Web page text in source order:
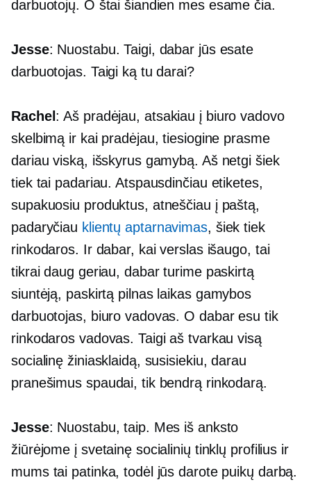
darbuotojų. O štai šiandien mes esame čia.
Jesse: Nuostabu. Taigi, dabar jūs esate
darbuotojas. Taigi ką tu darai?
Rachel : Aš pradėjau, atsakiau į biuro vadovo
skelbimą ir kai pradėjau, tiesiogine prasme
dariau viską, išskyrus gamybą. Aš netgi šiek
tiek tai padariau. Atspausdinčiau etiketes,
supakuosiu produktus, atneščiau į paštą,
padaryčiau klientų aptarnavimas, šiek tiek
rinkodaros. Ir dabar, kai verslas išaugo, tai
tikrai daug geriau, dabar turime paskirtą
siuntėją, paskirtą pilnas laikasgamybos
darbuotojas, biuro vadovas. O dabar esu tik
rinkodaros vadovas. Taigi aš tvarkau visą
socialinę žiniasklaidą, susisiekiu, darau
pranešimus spaudai, tik bendrą rinkodarą.
Jesse: Nuostabu, taip. Mes iš anksto
žiūrėjome į svetainę socialinių tinklų profilius ir
mums tai patinka, todėl jūs darote puikų darbą.